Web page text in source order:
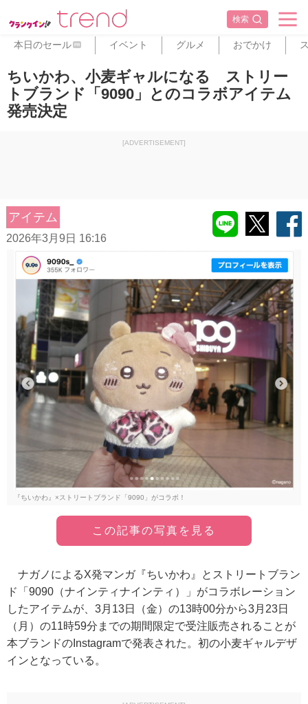
検索
本日のセール PR イベント グルメ おでかけ
ちいかわ、小麦ギャルになる ストリー
トブランド「9090」とのコラボアイテム
発売決定
[ADVERTISEMENT]
アイテム
2026年3月9日 16:16
『ちいかわ』×ストリートブランド「9090」がコラボ！
この記事の写真を見る
ナガノによるX発マンガ『ちいかわ』とストリートブラン
ド「9090（ナインティナインティ）」がコラボレーション
したアイテムが、3月13日（金）の13時00分から3月23日
（月）の11時59分までの期間限定で受注販売されることが
本ブランドのInstagramで発表された。初の小麦ギャルデザ
インとなっている。